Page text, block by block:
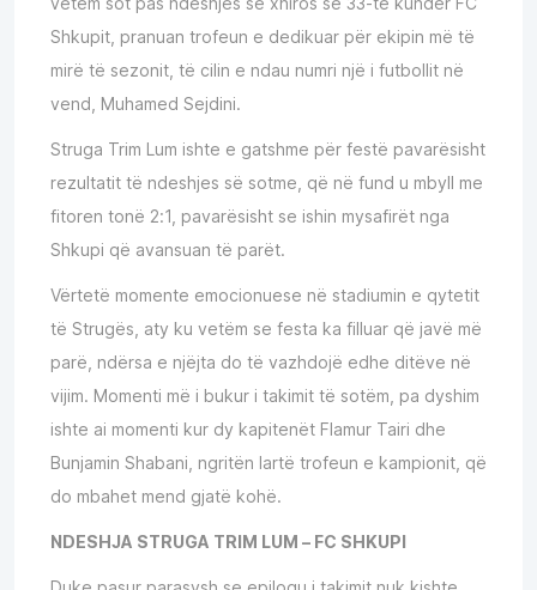
Shkupit, pranuan trofeun e dedikuar për ekipin më të
mirë të sezonit, të cilin e ndau numri një i futbollit në
vend, Muhamed Sejdini.
Struga Trim Lum ishte e gatshme për festë pavarësisht
rezultatit të ndeshjes së sotme, që në fund u mbyll me
fitoren tonë 2:1, pavarësisht se ishin mysafirët nga
Shkupi që avansuan të parët.
Vërtetë momente emocionuese në stadiumin e qytetit
të Strugës, aty ku vetëm se festa ka filluar që javë më
parë, ndërsa e njëjta do të vazhdojë edhe ditëve në
vijim. Momenti më i bukur i takimit të sotëm, pa dyshim
ishte ai momenti kur dy kapitenët Flamur Tairi dhe
Bunjamin Shabani, ngritën lartë trofeun e kampionit, që
do mbahet mend gjatë kohë.
NDESHJA STRUGA TRIM LUM – FC SHKUPI